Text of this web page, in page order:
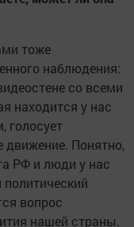
тоже
наблюдения:
со всеми
находится у нас
голосует
движение. Понятно,
РФ и люди у нас
вопрос
нашей страны.